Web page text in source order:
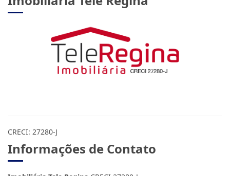
CRECI: 27280-J
Informações de Contato